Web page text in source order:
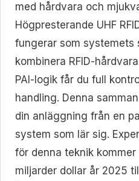
med hårdvara och
Högpresterande UHF
fungerar som systemets
kombinera RFID-
PAI-logik får du full
handling. Denna
din anläggning från en
system som lär sig.
för denna teknik
miljarder dollar år 2025